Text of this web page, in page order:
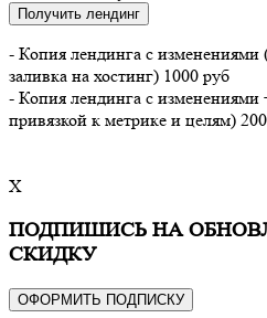
Получить лендинг
- Копия лендинга с изменениями
заливка на хостинг) 1000 руб
- Копия лендинга с изменениями
привязкой к метрике и целям)
X
ПОДПИШИСЬ НА
СКИДКУ
ОФОРМИТЬ ПОДПИСКУ